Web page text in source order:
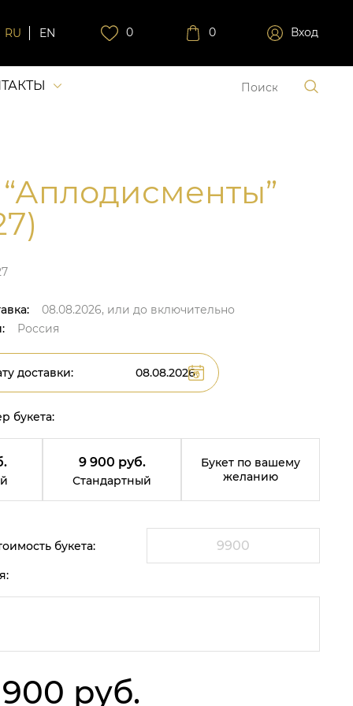
RU EN 0 0 Вход
“Аплодисменты”
08.08.2026, или до включительно
Россия
доставки:
букета:
9 900 руб.
Стандартный
Букет по вашему
желанию
букета:
руб.